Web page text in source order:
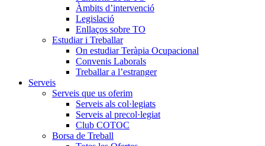
Àmbits d’intervenció
Legislació
Enllaços sobre TO
Estudiar i Treballar
On estudiar Teràpia Ocupacional
Convenis Laborals
Treballar a l’estranger
Serveis
Serveis que us oferim
Serveis als col·legiats
Serveis al precol·legiat
Club COTOC
Borsa de Treball